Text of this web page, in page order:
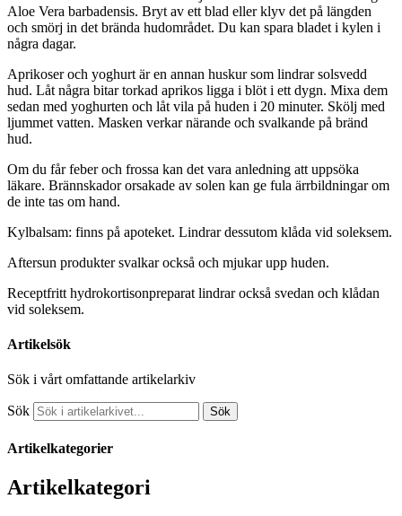
Aloe Vera barbadensis. Bryt av ett blad eller klyv det på längden
och smörj in det brända hudområdet. Du kan spara bladet i kylen i
några dagar.
Aprikoser och yoghurt är en annan huskur som lindrar solsvedd
hud. Låt några bitar torkad aprikos ligga i blöt i ett dygn. Mixa dem
sedan med yoghurten och låt vila på huden i 20 minuter. Skölj med
ljummet vatten. Masken verkar närande och svalkande på bränd
hud.
Om du får feber och frossa kan det vara anledning att uppsöka
läkare. Brännskador orsakade av solen kan ge fula ärrbildningar om
de inte tas om hand.
Kylbalsam: finns på apoteket. Lindrar dessutom klåda vid soleksem.
Aftersun produkter svalkar också och mjukar upp huden.
Receptfritt hydrokortisonpreparat lindrar också svedan och klådan
vid soleksem.
Artikelsök
Sök i vårt omfattande artikelarkiv
Sök Sök
Artikelkategorier
Artikelkategori